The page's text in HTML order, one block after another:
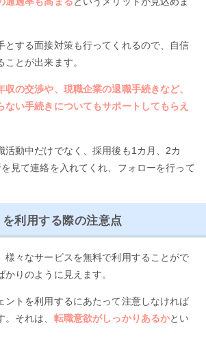
とする面接対策も行ってくれるので、自信
とが出来ます。
の交渉や、現職企業の退職手続きなど、
ない手続きについてもサポートしてもらえ
活動中だけでなく、採用後も1カ月、2カ
見て連絡を入れてくれ、フォローを行って
利用する際の注意点
様々なサービスを無料で利用することがで
りのように見えます。
ントを利用するにあたって注意しなければ
それは、 転職意欲がしっかりあるかとい